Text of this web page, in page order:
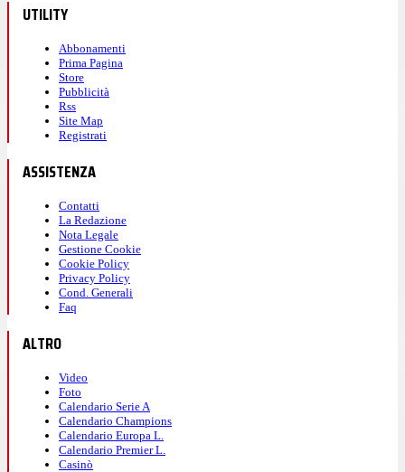
UTILITY
Abbonamenti
Prima Pagina
Store
Pubblicità
Rss
Site Map
Registrati
ASSISTENZA
Contatti
La Redazione
Nota Legale
Gestione Cookie
Cookie Policy
Privacy Policy
Cond. Generali
Faq
ALTRO
Video
Foto
Calendario Serie A
Calendario Champions
Calendario Europa L.
Calendario Premier L.
Casinò